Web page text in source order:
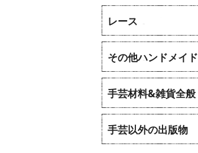
レース
​その他ハンドメイド
手芸材料&雑貨全般
手芸以外の出版物